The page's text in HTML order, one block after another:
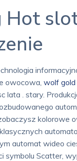
Hot
owocowa, wolf gold
lata . stary.
kolorowe
automat wideo
symbolu Scatter,